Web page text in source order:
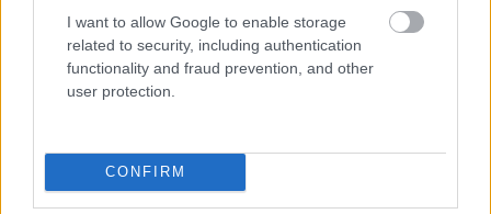
I want to allow Google to enable storage
related to security, including authentication
functionality and fraud prevention, and other
user protection.
CONFIRM
kormány, az első lépésre 868 milliárd
forintot költenek